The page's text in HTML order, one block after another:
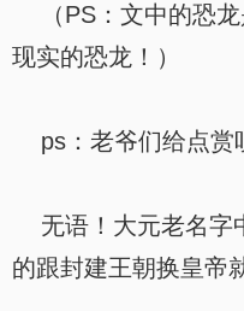
（PS：文中的恐龙
现实的恐龙！）
ps：老爷们给点赏
无语！大元老名字
的跟封建王朝换皇帝